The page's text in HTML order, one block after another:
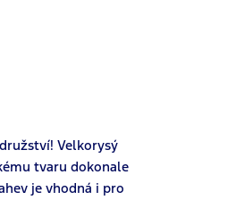
Velkorysý
tvaru dokonale
je vhodná i pro